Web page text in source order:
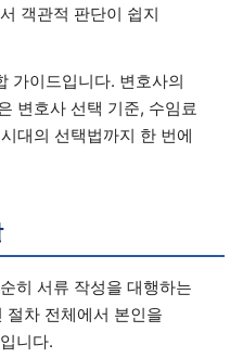
객관적 판단이 쉽지
가이드입니다. 변호사의
변호사 선택 기준, 수임료
대의 선택법까지 한 번에
히 서류 작성을 대행하는
차 전체에서 본인을
니다.